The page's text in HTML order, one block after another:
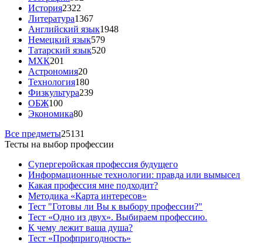
История2322
Литература1367
Английский язык1948
Немецкий язык579
Татарский язык520
МХК201
Астрономия20
Технология180
Физкультура239
ОБЖ100
Экономика80
Все предметы25131
Тесты на выбор профессии
Супергеройская профессия будущего
Информационные технологии: правда или вымысел
Какая профессия мне подходит?
Методика «Карта интересов»
Тест "Готовы ли Вы к выбору профессии?"
Тест «Одно из двух». Выбираем профессию.
К чему лежит ваша душа?
Тест «Профпригодность»